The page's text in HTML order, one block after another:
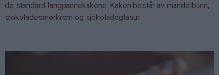
de standard langpannekakene. Kaken består av mandelbunn,
sjokoladesmørkrem og sjokoladeglasur.